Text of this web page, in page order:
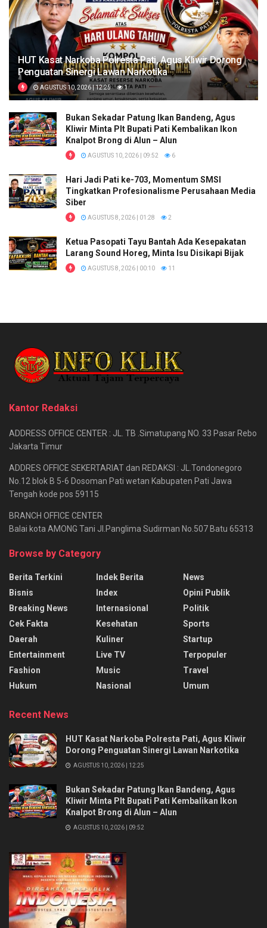
HUT Kasat Narkoba Polresta Pati, Agus Kliwir Dorong
Penguatan Sinergi Lawan Narkotika
AGUSTUS 10, 2026 | 12:25 1
Bukan Sekadar Patung Ikan Bandeng, Agus
Kliwir Minta Plt Bupati Pati Kembalikan Ikon
Knalpot Brong di Alun – Alun
AGUSTUS 10, 2026 | 09:52 6
Hari Jadi Pati ke-703, Momentum SMSI
Tingkatkan Profesionalisme Perusahaan Media
Siber
AGUSTUS 8, 2026 | 01:28 2
Ketua Pasopati Tayu Bantah Ada Kesepakatan
Larang Sound Horeg, Minta Isu Disikapi Bijak
AGUSTUS 8, 2026 | 00:10 11
Kantor Redaksi
ADDRESS OFFICE CENTER : JL. TB .Simatupang NO. 33 Pasar Rebo
Jakarta Timur
ADDRES OFFICE SEKERTARIAT dan REDAKSI : JL.Tondonegoro
No.12 blok B 5-6 Dosoman Pati wetan Kabupaten Pati Jawa
Tengah kode pos 59115
BRANCH OFFICE CENTER
Balai kota AMONG Tani Jl.Panglima Sudirman No.507 Batu 65313
Browse by Category
Berita Terkini
Bisnis
Breaking News
Cek Fakta
Daerah
Entertainment
Fashion
Hukum
Indek Berita
Index
Internasional
Kesehatan
Kuliner
Live TV
Music
Nasional
News
Opini Publik
Politik
Sports
Startup
Terpopuler
Travel
Umum
Recent News
HUT Kasat Narkoba Polresta Pati, Agus Kliwir
Dorong Penguatan Sinergi Lawan Narkotika
AGUSTUS 10, 2026 | 12:25
Bukan Sekadar Patung Ikan Bandeng, Agus
Kliwir Minta Plt Bupati Pati Kembalikan Ikon
Knalpot Brong di Alun – Alun
AGUSTUS 10, 2026 | 09:52